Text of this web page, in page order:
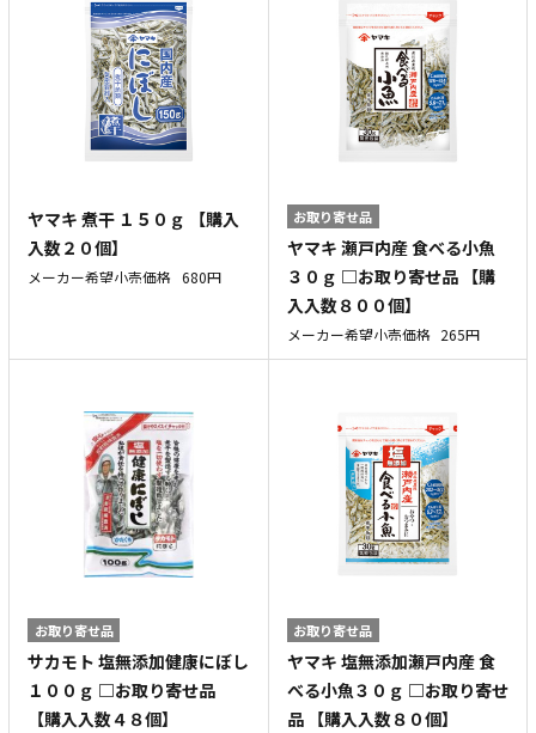
ヤマキ 煮干 １５０ｇ 【購入
入数２０個】
メーカー希望小売価格 680円
お取り寄せ品
ヤマキ 瀬戸内産 食べる小魚
３０ｇ □お取り寄せ品 【購
入入数８００個】
メーカー希望小売価格 265円
お取り寄せ品
サカモト 塩無添加健康にぼし
１００ｇ □お取り寄せ品
【購入入数４８個】
お取り寄せ品
ヤマキ 塩無添加瀬戸内産 食
べる小魚３０ｇ □お取り寄せ
品 【購入入数８０個】